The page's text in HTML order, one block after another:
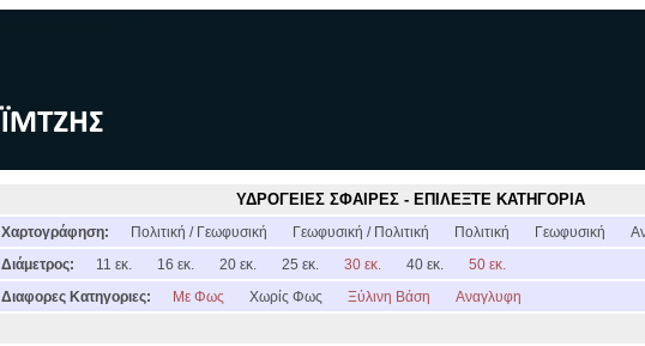
ΥΔΡΟΓΕΙΕΣ ΣΦΑΙΡΕΣ - ΕΠΙΛΕΞΤΕ ΚΑΤΗΓΟΡΙΑ
Χαρτογράφηση: Πολιτική / Γεωφυσική Γεωφυσική / Πολιτική Πολιτική Γεωφυσική
Διάμετρος:
11 εκ. 16 εκ. 20 εκ. 25 εκ. 30 εκ. 40 εκ.
50 εκ.
Διαφορες Κατηγοριες:
Με Φως Χωρίς Φως Ξύλινη Βάση Αναγλυφη